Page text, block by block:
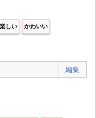
楽しい かわいい
編集